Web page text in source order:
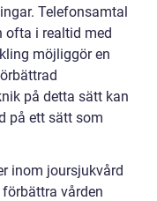
Telefonsamtal
ofta i realtid med
möjliggör en
på detta sätt kan
på ett sätt som
inom joursjukvård
vården